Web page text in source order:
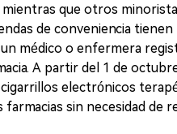
que otros
de conveniencia
médico o enfermera
A partir del 1 de
electrónicos
sin necesidad de